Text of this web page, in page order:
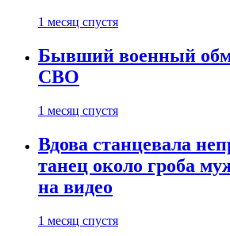
1 месяц спустя
Бывший военный
СВО
1 месяц спустя
Вдова станцевала
танец около гроба
на видео
1 месяц спустя